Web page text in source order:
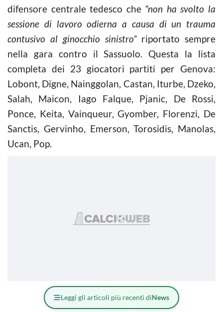
difensore centrale tedesco che “non ha svolto la
sessione di lavoro odierna a causa di un trauma
contusivo al ginocchio sinistro”riportato sempre
nella gara contro il Sassuolo. Questa la lista
completa dei 23 giocatori partiti per Genova:
Lobont, Digne, Nainggolan, Castan, Iturbe, Dzeko,
Salah, Maicon, Iago Falque, Pjanic, De Rossi,
Ponce, Keita, Vainqueur, Gyomber, Florenzi, De
Sanctis, Gervinho, Emerson, Torosidis, Manolas,
Ucan, Pop.
Leggi gli articoli più recenti diNews